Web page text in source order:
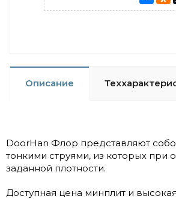
Описание
DoorHan Флор представляют
тонкими струями, из которых
заданной плотности.
Доступная цена минплит и